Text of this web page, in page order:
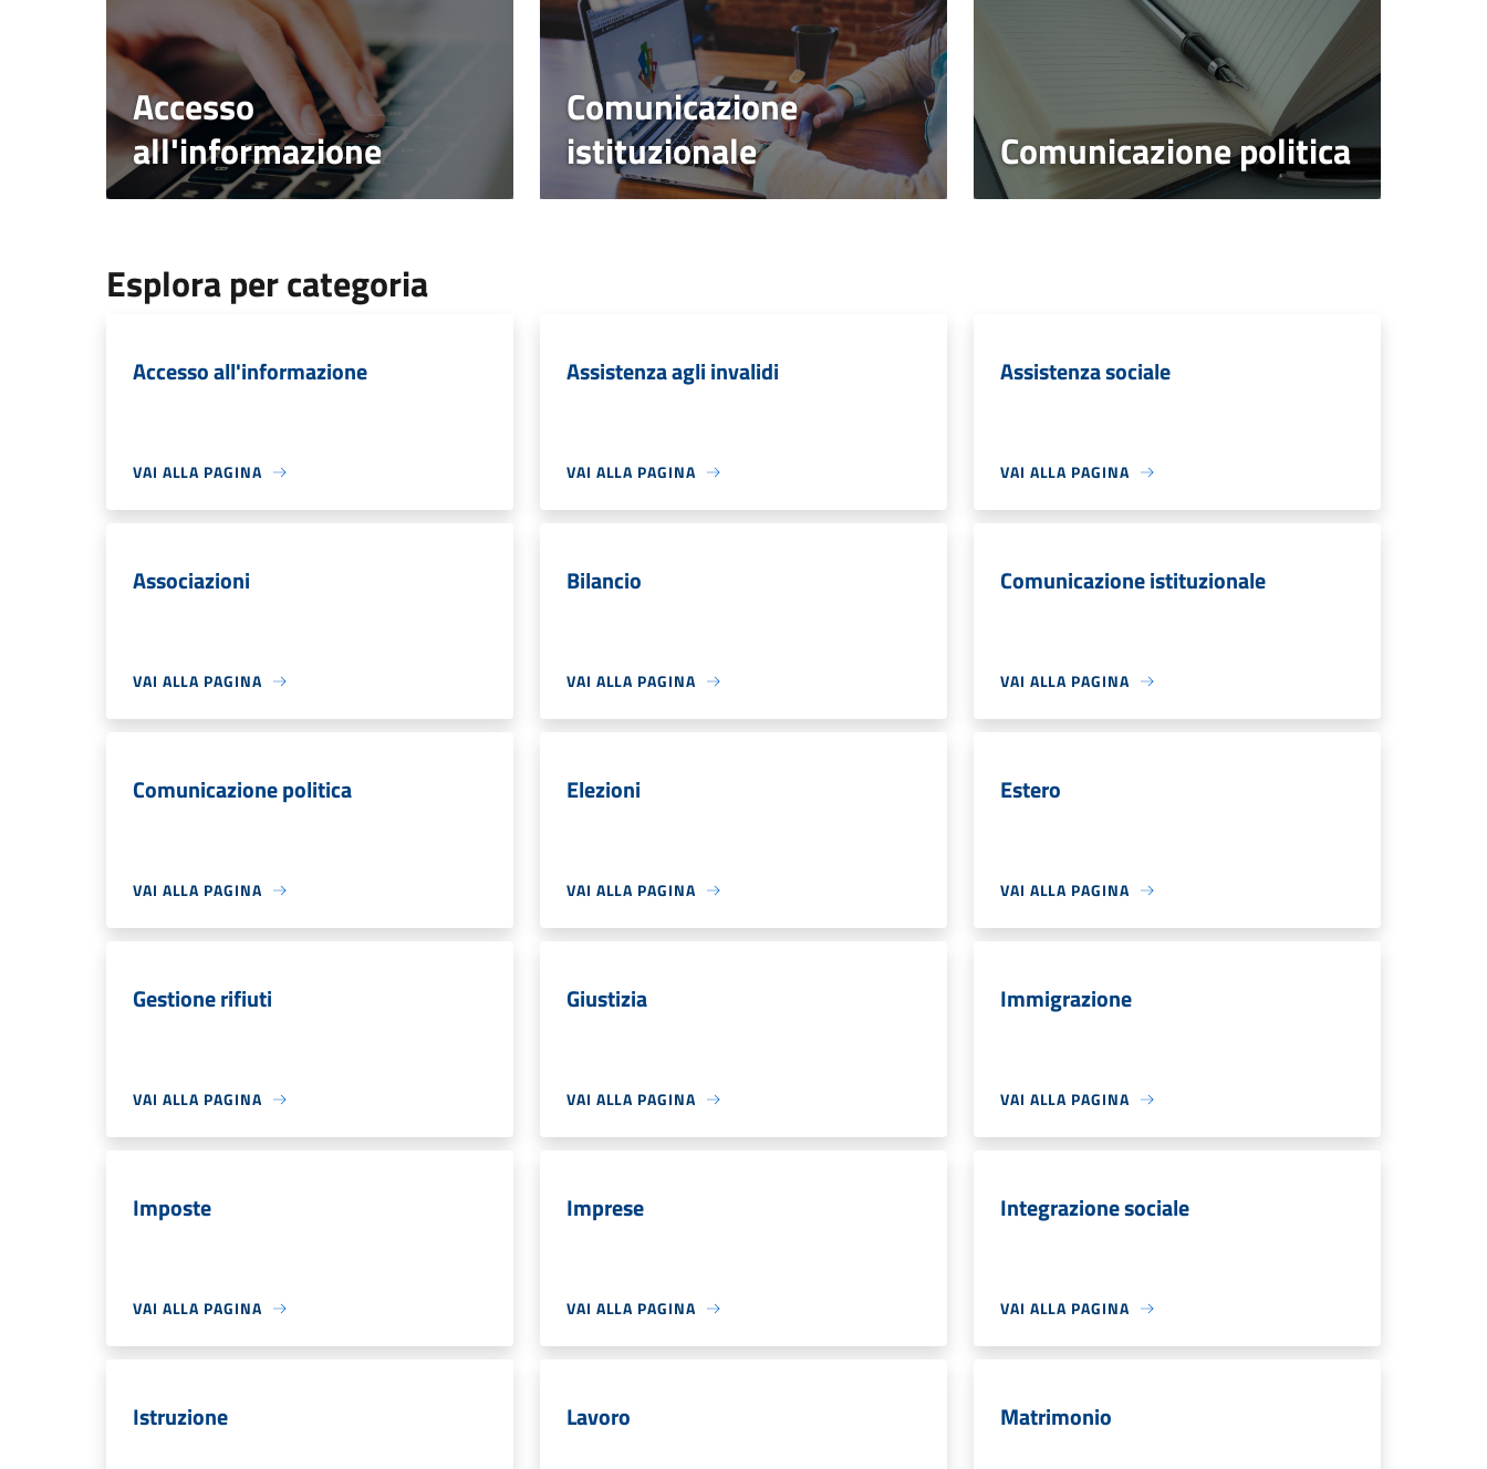
Accesso
all'informazione
Comunicazione
istituzionale
Comunicazione politica
Esplora per categoria
Accesso all'informazione
VAI ALLA PAGINA
Assistenza agli invalidi
VAI ALLA PAGINA
Assistenza sociale
VAI ALLA PAGINA
Associazioni
VAI ALLA PAGINA
Bilancio
VAI ALLA PAGINA
Comunicazione istituzionale
VAI ALLA PAGINA
Comunicazione politica
VAI ALLA PAGINA
Elezioni
VAI ALLA PAGINA
Estero
VAI ALLA PAGINA
Gestione rifiuti
VAI ALLA PAGINA
Giustizia
VAI ALLA PAGINA
Immigrazione
VAI ALLA PAGINA
Imposte
VAI ALLA PAGINA
Imprese
VAI ALLA PAGINA
Integrazione sociale
VAI ALLA PAGINA
Istruzione Lavoro Matrimonio